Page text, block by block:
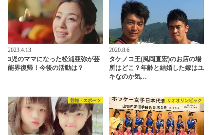
2023.4.13
3児のママになった松浦亜弥が芸
能界復帰！今後の活動は？
2020.8.6
タケノコ王(風岡直宏)のお店の場
所はどこ？年齢と結婚した嫁はユ
キなのか気…
芸能・スポーツ リオオリンピック